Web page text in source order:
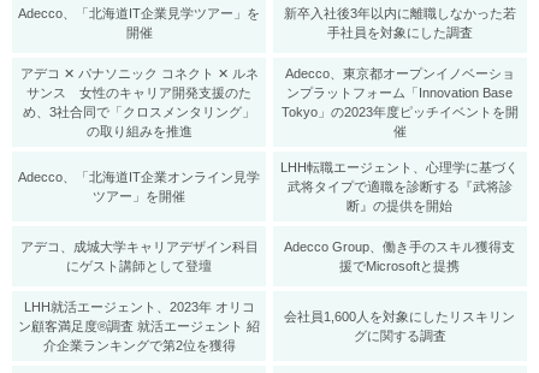
Adecco、「北海道IT企業見学ツアー」を
開催
新卒入社後3年以内に離職しなかった若
手社員を対象にした調査
アデコ ✕ パナソニック コネクト ✕ ルネ
サンス 女性のキャリア開発支援のた
め、3社合同で「クロスメンタリング」
の取り組みを推進
Adecco、東京都オープンイノベーショ
ンプラットフォーム「Innovation Base
Tokyo」の2023年度ピッチイベントを開
催
Adecco、「北海道IT企業オンライン見学
ツアー」を開催
LHH転職エージェント、心理学に基づく
武将タイプで適職を診断する『武将診
断』の提供を開始
アデコ、成城大学キャリアデザイン科目
にゲスト講師として登壇
Adecco Group、働き手のスキル獲得支
援でMicrosoftと提携
LHH就活エージェント、2023年 オリコ
ン顧客満足度®調査 就活エージェント 紹
介企業ランキングで第2位を獲得
会社員1,600人を対象にしたリスキリン
グに関する調査